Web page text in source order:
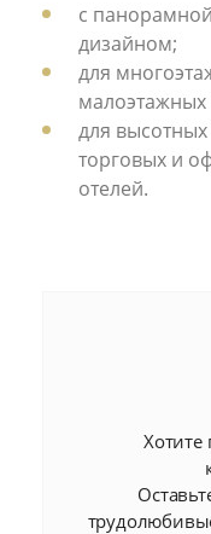
с
дизайном;
для
малоэтажных
для
торговых и
отелей.
Хотите